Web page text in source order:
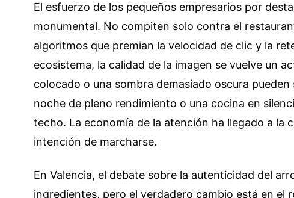
El esfuerzo de los pequeños empresarios por
monumental. No compiten solo contra el
algoritmos que premian la velocidad de clic y la
ecosistema, la calidad de la imagen se vuelve un
colocado o una sombra demasiado oscura
noche de pleno rendimiento o una cocina en
techo. La economía de la atención ha llegado a la
intención de marcharse.
En Valencia, el debate sobre la autenticidad del
ingredientes, pero el verdadero cambio está en el